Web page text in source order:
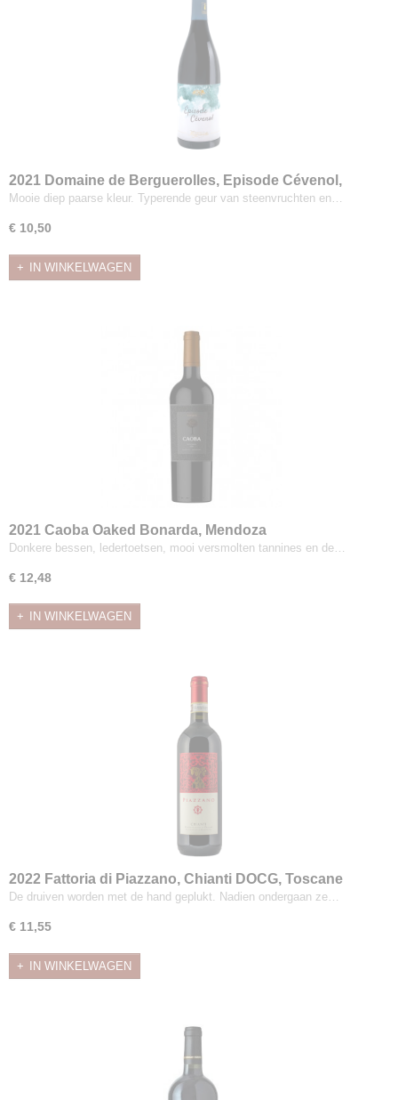
2021 Domaine de Berguerolles, Episode Cévenol,
Merlot/ Marselan, IGP Cévennes
Mooie diep paarse kleur. Typerende geur van steenvruchten en…
€ 10,50
IN WINKELWAGEN
2021 Caoba Oaked Bonarda, Mendoza
Donkere bessen, ledertoetsen, mooi versmolten tannines en de…
€ 12,48
IN WINKELWAGEN
2022 Fattoria di Piazzano, Chianti DOCG, Toscane
De druiven worden met de hand geplukt. Nadien ondergaan ze…
€ 11,55
IN WINKELWAGEN